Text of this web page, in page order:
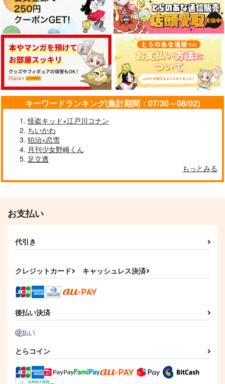
キーワードランキング(集計期間：07/30～08/02)
怪盗キッド×江戸川コナン
ちいかわ
狛治×恋雪
月刊少女野崎くん
足立透
もっとみる
お支払い
代引き
クレジットカード キャッシュレス決済
後払い決済
とらコイン